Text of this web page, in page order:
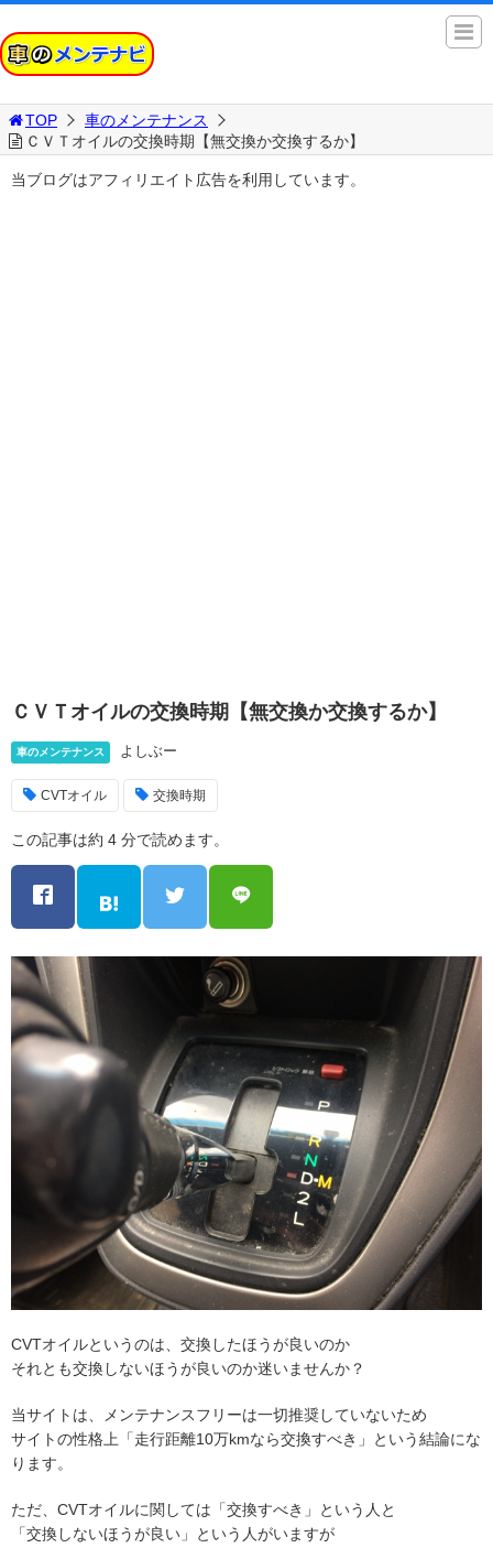
TOP
車のメンテナンス
ＣＶＴオイルの交換時期【無交換か交換するか】
当ブログはアフィリエイト広告を利用しています。
ＣＶＴオイルの交換時期【無交換か交換するか】
車のメンテナンス よしぶー
CVTオイル 交換時期
この記事は約 4 分で読めます。
CVTオイルというのは、交換したほうが良いのか
それとも交換しないほうが良いのか迷いませんか？
当サイトは、メンテナンスフリーは一切推奨していないため
サイトの性格上「走行距離10万kmなら交換すべき」という結論にな
ります。
ただ、CVTオイルに関しては「交換すべき」という人と
「交換しないほうが良い」という人がいますが